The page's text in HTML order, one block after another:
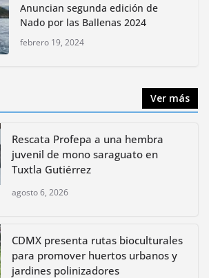
bioculturales para promover
huertos urbanos y jardines
polinizadores
Anuncian segunda edición de
Nado por las Ballenas 2024
febrero 19, 2024
Ver más
Rescata Profepa a una hembra
juvenil de mono saraguato en
Tuxtla Gutiérrez
agosto 6, 2026
CDMX presenta rutas bioculturales
para promover huertos urbanos y
jardines polinizadores